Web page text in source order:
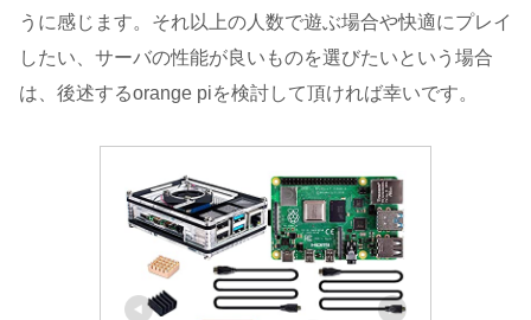
うに感じます。それ以上の人数で遊ぶ場合や快適にプレイ
したい、サーバの性能が良いものを選びたいという場合
は、後述するorange piを検討して頂ければ幸いです。